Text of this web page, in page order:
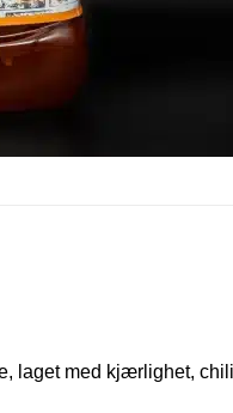
laget med kjærlighet,